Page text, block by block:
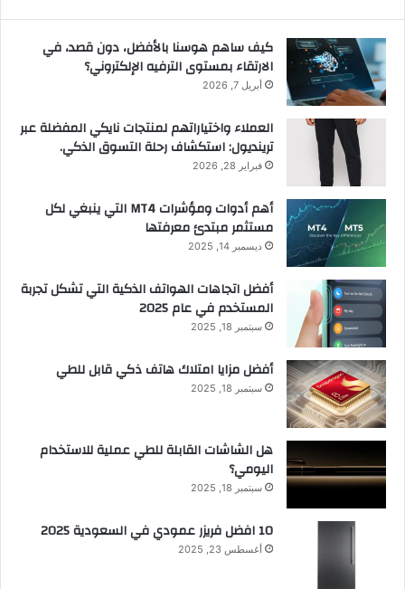
كيف ساهم هوسنا بالأفضل، دون قصد، في
الارتقاء بمستوى الترفيه الإلكتروني؟
أبريل 7, 2026
العملاء واختياراتهم لمنتجات نايكي المفضلة عبر
ترينديول: استكشاف رحلة التسوق الذكي.
فبراير 28, 2026
أهم أدوات ومؤشرات MT4 التي ينبغي لكل
مستثمر مبتدئ معرفتها
ديسمبر 14, 2025
أفضل اتجاهات الهواتف الذكية التي تشكل تجربة
المستخدم في عام 2025
سبتمبر 18, 2025
أفضل مزايا امتلاك هاتف ذكي قابل للطي
سبتمبر 18, 2025
هل الشاشات القابلة للطي عملية للاستخدام
اليومي؟
سبتمبر 18, 2025
10 افضل فريزر عمودي​ في السعودية​ 2025
أغسطس 23, 2025